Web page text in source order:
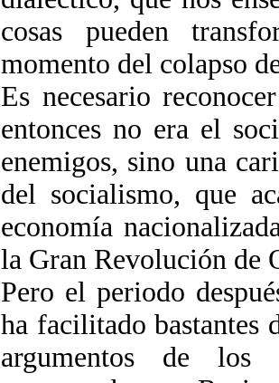
cosas pueden
momento del colapso
Es necesario
entonces no era el
enemigos, sino una
del socialismo, que
economía
la Gran Revolución de
Pero el periodo
ha facilitado bastantes
argumentos de los